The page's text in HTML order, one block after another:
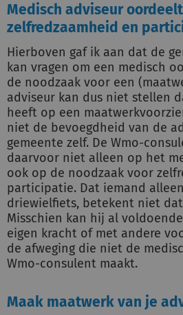
Medisch adviseur
zelfredzaamheid en
Hierboven gaf ik aan dat de
kan vragen om een medisch
de noodzaak voor een
adviseur kan dus niet stellen
heeft op een
niet de bevoegdheid van de
gemeente zelf. De Wmo-
daarvoor niet alleen op het
ook op de noodzaak voor
participatie. Dat iemand
driewielfiets, betekent niet
Misschien kan hij al
eigen kracht of met andere
de afweging die niet de
Wmo-consulent maakt.
Maak maatwerk van je